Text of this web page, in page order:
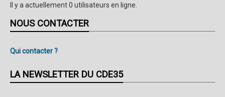
Il y a actuellement 0 utilisateurs en ligne.
NOUS CONTACTER
Qui contacter ?
LA NEWSLETTER DU CDE35